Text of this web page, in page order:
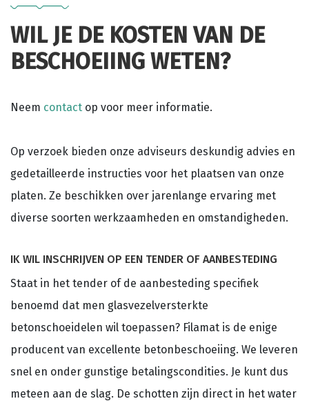
WIL JE DE KOSTEN VAN DE
BESCHOEIING WETEN?
Neem contact op voor meer informatie.
Op verzoek bieden onze adviseurs deskundig advies en
gedetailleerde instructies voor het plaatsen van onze
platen. Ze beschikken over jarenlange ervaring met
diverse soorten werkzaamheden en omstandigheden.
IK WIL INSCHRIJVEN OP EEN TENDER OF AANBESTEDING
Staat in het tender of de aanbesteding specifiek
benoemd dat men glasvezelversterkte
betonschoeidelen wil toepassen? Filamat is de enige
producent van excellente betonbeschoeiing. We leveren
snel en onder gunstige betalingscondities. Je kunt dus
meteen aan de slag. De schotten zijn direct in het water